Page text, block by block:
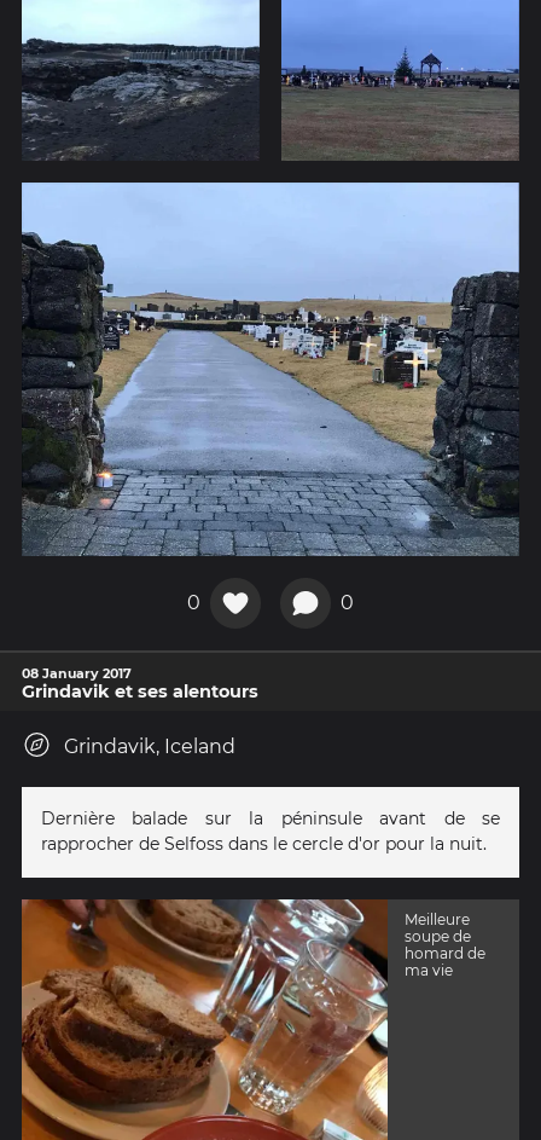
0 0
08 January 2017
Grindavik et ses alentours
Grindavik, Iceland
Dernière balade sur la péninsule avant de se
rapprocher de Selfoss dans le cercle d'or pour la nuit.
Meilleure
soupe de
homard de
ma vie